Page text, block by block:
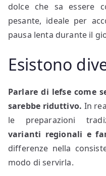
dolce che sa essere
pesante, ideale per
pausa lenta durante il
Esistono
Parlare di lefse come
sarebbe riduttivo. In
le preparazioni
varianti regionali e
differenze nella
modo di servirla.